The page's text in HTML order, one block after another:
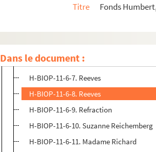
Titre
Fonds
Dans le document :
H-BIOP-11-6-4. Thomas Raeburn
H-BIOP-11-6-5. Ratan
H-BIOP-11-6-6. Mademoiselle Raucourt
H-BIOP-11-6-7. Reeves
H-BIOP-11-6-8. Reeves
H-BIOP-11-6-9. Refraction
H-BIOP-11-6-10. Suzanne Reichemberg
H-BIOP-11-6-11. Madame Richard